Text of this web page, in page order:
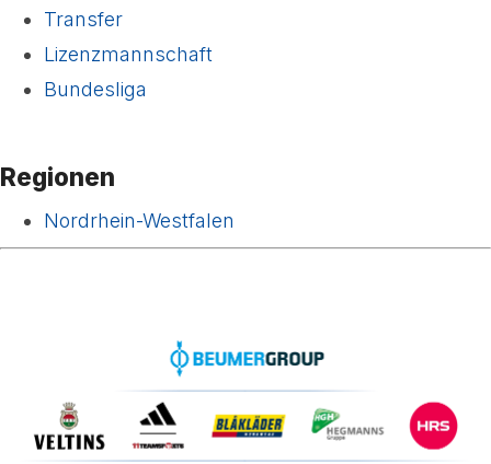
Transfer
Lizenzmannschaft
Bundesliga
Regionen
Nordrhein-Westfalen